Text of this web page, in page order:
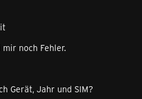
noch Fehler.
Gerät, Jahr und SIM?